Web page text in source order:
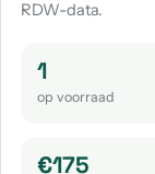
Volkswagen Golf
Volkswagen
aantal: 17
RDW-data.
1
op voorraad
€175